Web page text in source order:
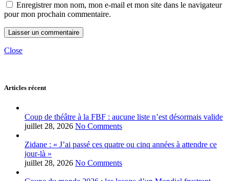
Enregistrer mon nom, mon e-mail et mon site dans le navigateur
pour mon prochain commentaire.
Close
Articles récent
Coup de théâtre à la FBF : aucune liste n’est désormais valide
juillet 28, 2026 No Comments
Zidane : « J’ai passé ces quatre ou cinq années à attendre ce
jour-là »
juillet 28, 2026 No Comments